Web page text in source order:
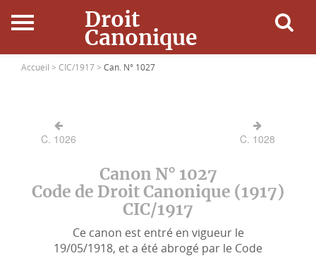
Droit
Canonique
Accueil
Ressources
Accueil > CIC/1917 > Can. N° 1027
C. 1026 C. 1028
Canon N° 1027
Code de Droit Canonique (1917)
CIC/1917
Ce canon est entré en vigueur le
19/05/1918, et a été abrogé par le Code